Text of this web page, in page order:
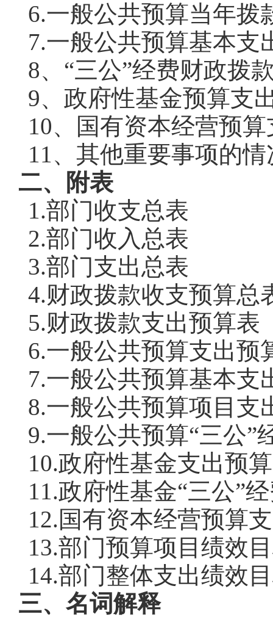
6.一般公共预算当年拨
7.一般公共预算基本支
8、 “三公”经费财政拨
9、政府性基金预算支
10、国有资本经营预
11、其他重要事项的
二、附表
1.部门收支总表
2.部门收入总表
3.部门支出总表
4.财政拨款收支预算总
5.财政拨款支出预算表
6.一般公共预算支出预
7.一般公共预算基本支
8.一般公共预算项目支
9.一般公共预算“三公”
10.政府性基金支出预
11.政府性基金“三公”
12.国有资本经营预算
13.部门预算项目绩效
14.部门整体支出绩效
三、名词解释